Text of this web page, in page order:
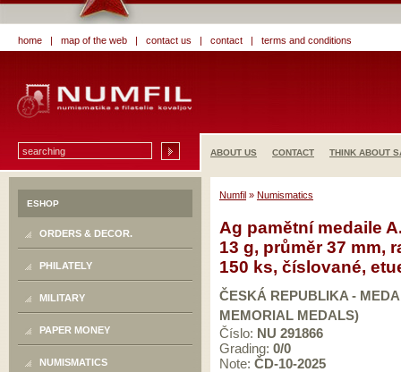
home | map of the web | contact us | contact | terms and conditions
ABOUT US CONTACT THINK ABOUT
ESHOP
ORDERS & DECOR.
PHILATELY
MILITARY
PAPER MONEY
NUMISMATICS
Numfil » Numismatics
Ag pamětní medaile
13 g, průměr 37 mm,
150 ks, číslované,
ČESKÁ REPUBLIKA -
MEMORIAL MEDALS)
Číslo: NU 291866
Grading: 0/0
Note: ČD-10-2025